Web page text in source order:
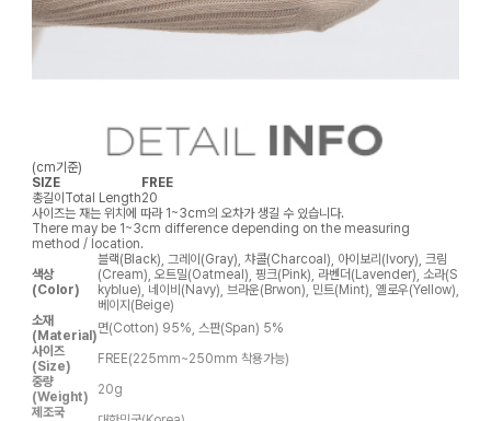
(cm기준)
SIZE
FREE
총길이Total Length20
사이즈는 재는 위치에 따라 1~3cm의 오차가 생길 수 있습니다.
There may be 1~3cm difference depending on the measuring
method / location.
색상
(Color)
블랙(Black), 그레이(Gray), 챠콜(Charcoal), 아이보리(Ivory), 크림
(Cream), 오트밀(Oatmeal), 핑크(Pink), 라벤더(Lavender), 소라(S
kyblue), 네이비(Navy), 브라운(Brwon), 민트(Mint), 옐로우(Yellow),
베이지(Beige)
소재
(Material)면(Cotton) 95%, 스판(Span) 5%
사이즈
(Size)
FREE(225mm~250mm 착용가능)
중량
(Weight)
20g
제조국